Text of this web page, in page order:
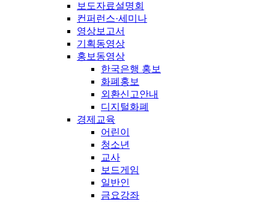
보도자료설명회
컨퍼런스·세미나
영상보고서
기획동영상
홍보동영상
한국은행 홍보
화폐홍보
외환신고안내
디지털화폐
경제교육
어린이
청소년
교사
보드게임
일반인
금요강좌